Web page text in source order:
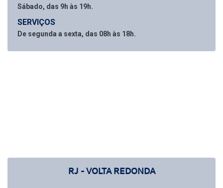
Sábado, das 9h às 19h.
SERVIÇOS
De segunda a sexta, das 08h às 18h.
RJ - VOLTA REDONDA